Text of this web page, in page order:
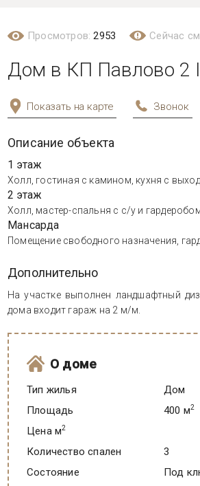
Просмотров:2953 Сейчас
Дом в КП Павлово 2
Показать на карте Звонок
Описание объекта
1 этаж
Холл, гостиная с камином, кухня с
2 этаж
Холл, мастер-спальня с с/у и
Мансарда
Помещение свободного назначения,
Дополнительно
На участке выполнен ландшафтный
дома входит гараж на 2 м/м.
О доме
Тип жилья
Дом
Площадь
400 м2
Цена м2
Количество спален
3
Состояние
под